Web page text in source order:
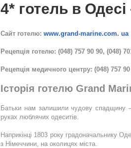
4* готель в
Сайт готелю: www.grand-marine.com. ua
Рецепція готелю: (048) 757 90 90, (048)
Рецепція медичного центру: (048) 757
Історія готелю Grand
Батьки нам залишили чудову спадщину
руках люблячих одеситів.
Наприкінці 1803 року градоначальнику
з Німеччини, на околицях міста.